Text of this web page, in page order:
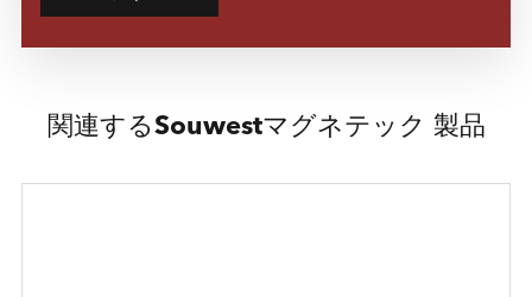
関連するSouwestマグネテック 製品